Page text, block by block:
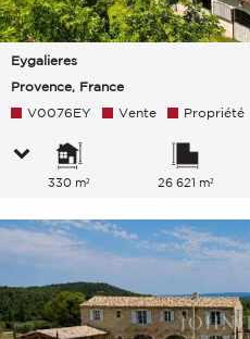
Eygalieres
Provence, France
V0076EY Vente Propriété
330 m² 26 621 m²